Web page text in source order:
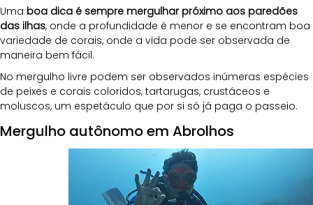
Uma boa dica é sempre mergulhar próximo aos paredões
das ilhas, onde a profundidade é menor e se encontram boa
variedade de corais, onde a vida pode ser observada de
maneira bem fácil.
No mergulho livre podem ser observados inúmeras espécies
de peixes e corais coloridos, tartarugas, crustáceos e
moluscos, um espetáculo que por si só já paga o passeio.
Mergulho autônomo em Abrolhos